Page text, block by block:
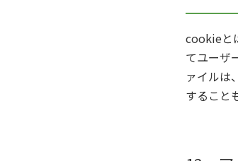
cookieと
てユーザ
ァイルは
すること